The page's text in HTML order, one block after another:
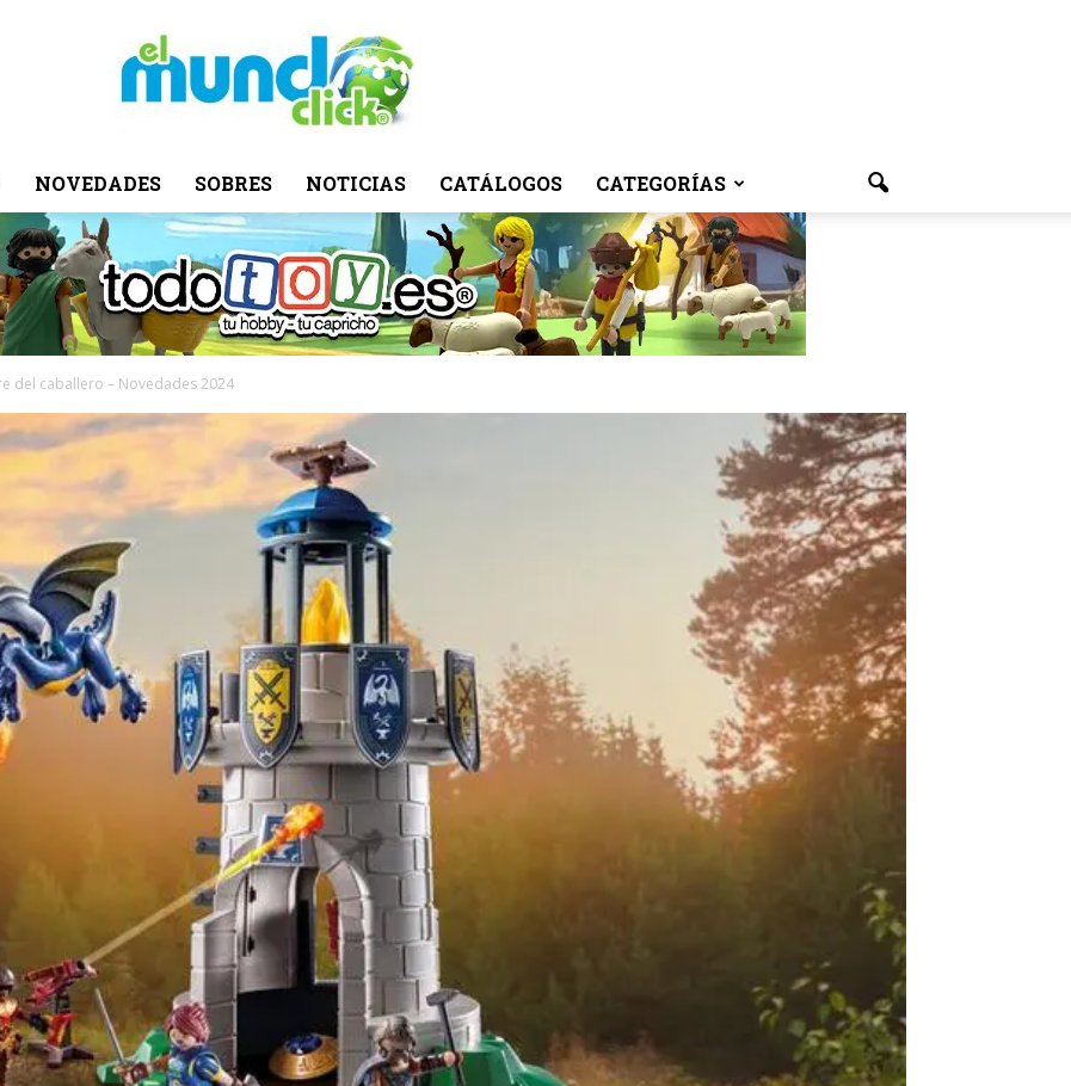
El
Click
NOVEDADES SOBRES NOTICIAS CATÁLOGOS CATEGORÍAS
del caballero – Novedades 2024